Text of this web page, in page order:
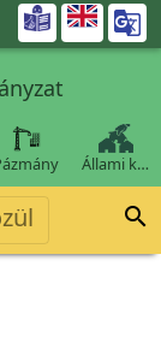

Állami k…
